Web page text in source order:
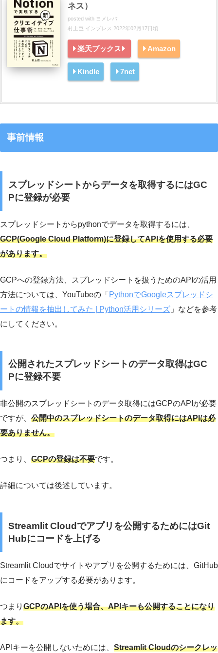
ネス）
posted with ヨメレバ
村上臣 インプレス 2022年02月17日頃
楽天ブックス Amazon
Kindle 7net
事前情報
スプレッドシートからデータを取得するにはGC
Pに登録が必要
スプレッドシートからpythonでデータを取得するには、
GCP(Google Cloud Platform)に登録してAPIを使用する必要
があります。
GCPへの登録方法、スプレッドシートを扱うためのAPIの活用
方法については、YouTubeの「 PythonでGoogleスプレッドシ
ートの情報を抽出してみた | Python活用シリーズ 」などを参考
にしてください。
公開されたスプレッドシートのデータ取得はGC
Pに登録不要
非公開のスプレッドシートのデータ取得にはGCPのAPIが必要
ですが、 公開中のスプレッドシートのデータ取得にはAPIは必
要ありません。
つまり、 GCPの登録は不要です。
詳細については後述しています。
Streamlit Cloudでアプリを公開するためにはGit
Hubにコードを上げる
Streamlit Cloudでサイトやアプリを公開するためには、GitHub
にコードをアップする必要があります。
つまり GCPのAPIを使う場合、APIキーも公開することになり
ます。
APIキーを公開しないためには、 Streamlit Cloudのシークレッ